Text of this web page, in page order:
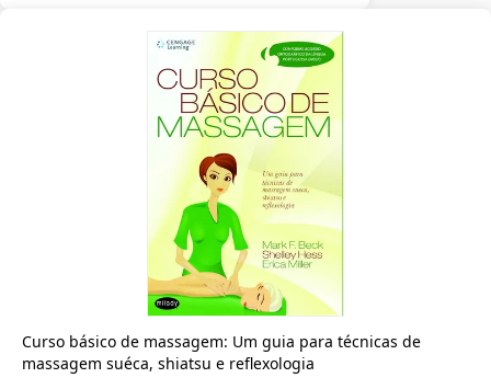
Curso básico de massagem: Um guia para técnicas de
massagem suéca, shiatsu e reflexologia